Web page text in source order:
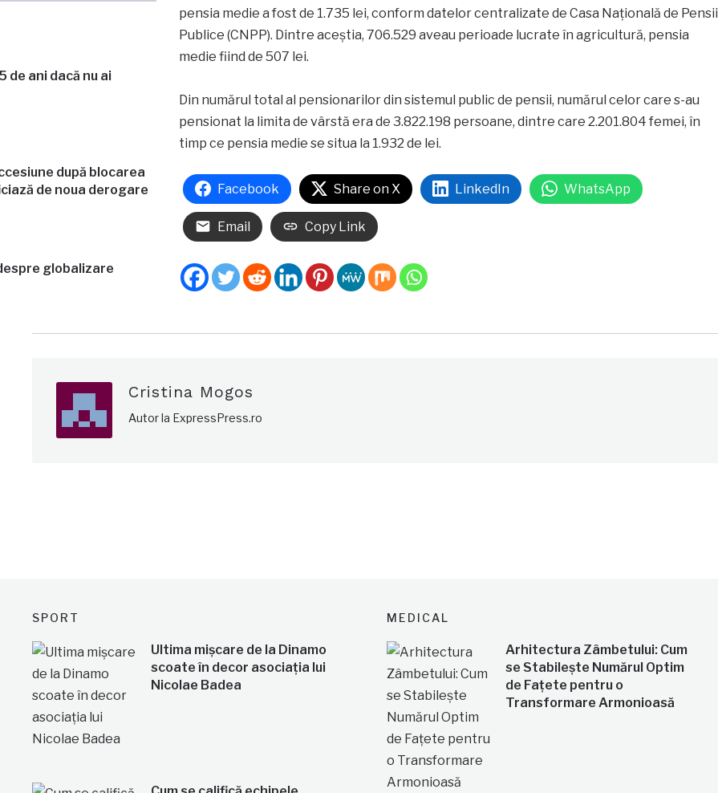
de ani dacă nu ai
după blocarea
de noua derogare
globalizare
pensia medie a fost de 1.735 lei, conform datelor centralizate de Casa Naţională de Pensii
Publice (CNPP). Dintre aceştia, 706.529 aveau perioade lucrate în agricultură, pensia
medie fiind de 507 lei.
Din numărul total al pensionarilor din sistemul public de pensii, numărul celor care s-au
pensionat la limita de vârstă era de 3.822.198 persoane, dintre care 2.201.804 femei, în
timp ce pensia medie se situa la 1.932 de lei.
Facebook Share on X LinkedIn WhatsApp
Email Copy Link
Cristina Mogos
Autor la ExpressPress.ro
SPORT
Ultima mișcare de la Dinamo
scoate în decor asociația lui
Nicolae Badea
MEDICAL
Arhitectura Zâmbetului: Cum
se Stabilește Numărul Optim
de Fațete pentru o
Transformare Armonioasă